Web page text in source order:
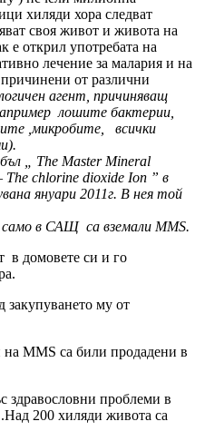
хиляди хора следват
своя живот и живота на
е открил употребата на
лечение за малария и на
от различни
агент, причиняващ
лошите бактерии,
,микробите, всички
).
„ The Master Mineral
chlorine dioxide Ion ” в
януари 2011г. В нея той
в САЩ са вземали MMS.
в домовете си и го
закупуването му от
MMS са били продадени в
здравословни проблеми в
200 хиляди живота са